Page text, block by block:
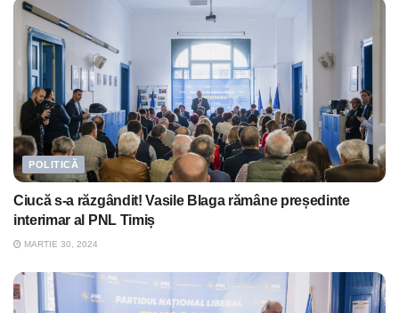
POLITICĂ
Ciucă s-a răzgândit! Vasile Blaga rămâne președinte
interimar al PNL Timiș
MARTIE 30, 2024